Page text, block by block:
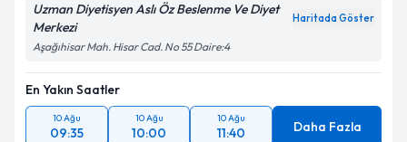
Uzman Diyetisyen Aslı Öz Beslenme Ve Diyet
Merkezi
Haritada Göster
Aşağıhisar Mah. Hisar Cad. No 55 Daire:4
En Yakın Saatler
10 Ağu
09:35
10 Ağu
10:00
10 Ağu
11:40 Daha Fazla